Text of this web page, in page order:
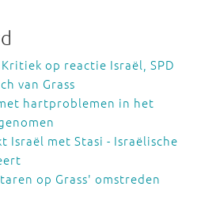
op reactie Israël, SPD
van Grass
hartproblemen in het
Israël met Stasi - Israëlische
op Grass' omstreden